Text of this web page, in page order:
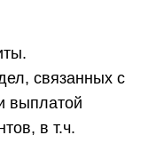
связанных с
выплатой
в т.ч.